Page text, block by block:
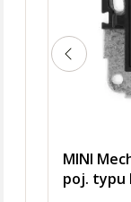
MINI
poj. typu